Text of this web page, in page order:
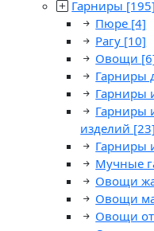
Гарниры [195]
Пюре [4]
Рагу [10]
Овощи
Гарниры
Гарниры
Гарниры
изделий [23]
Гарниры
Мучные
Овощи
Овощи
Овощи